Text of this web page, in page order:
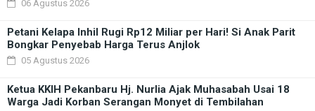
06 Agustus 2026
Petani Kelapa Inhil Rugi Rp12 Miliar per Hari! Si Anak Parit
Bongkar Penyebab Harga Terus Anjlok
05 Agustus 2026
Ketua KKIH Pekanbaru Hj. Nurlia Ajak Muhasabah Usai 18
Warga Jadi Korban Serangan Monyet di Tembilahan